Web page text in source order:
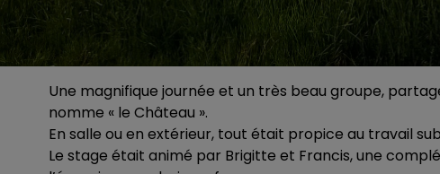
Une magnifique journée et un très beau groupe,
nomme « le Château ».
En salle ou en extérieur, tout était propice au travail
Le stage était animé par Brigitte et Francis, une